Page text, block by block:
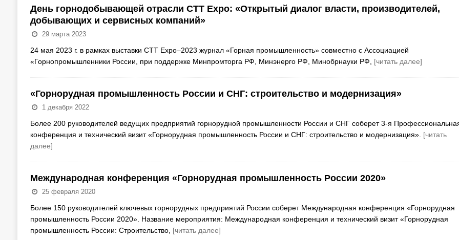
День горнодобывающей отрасли СТТ Expo: «Открытый диалог власти, производителей,
добывающих и сервисных компаний»
29 марта 2023
24 мая 2023 г. в рамках выставки СТТ Expo–2023 журнал «Горная промышленность» совместно с Ассоциацией
«Горнопромышленники России, при поддержке Минпромторга РФ, Минэнерго РФ, Минобрнауки РФ, [читать далее]
«Горнорудная промышленность России и СНГ: строительство и модернизация»
1 декабря 2022
Более 200 руководителей ведущих предприятий горнорудной промышленности России и СНГ соберет 3-я
конференция и технический визит «Горнорудная промышленность России и СНГ: строительство и модернизация». [читать
далее]
Международная конференция «Горнорудная промышленность России 2020»
25 февраля 2020
Более 150 руководителей ключевых горнорудных предприятий России соберет Международная конференция «Горнорудная
промышленность России 2020». Название мероприятия: Международная конференция и технический визит «Горнорудная
промышленность России: Строительство, [читать далее]